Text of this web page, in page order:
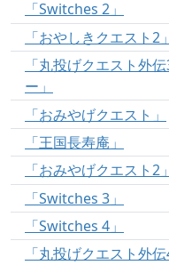
「Switches 2」
「おやしきクエスト2」
「丸投げクエスト外
ー」
「おみやげクエスト」
「王国長寿庵」
「おみやげクエスト2」
「Switches 3」
「Switches 4」
「丸投げクエスト外